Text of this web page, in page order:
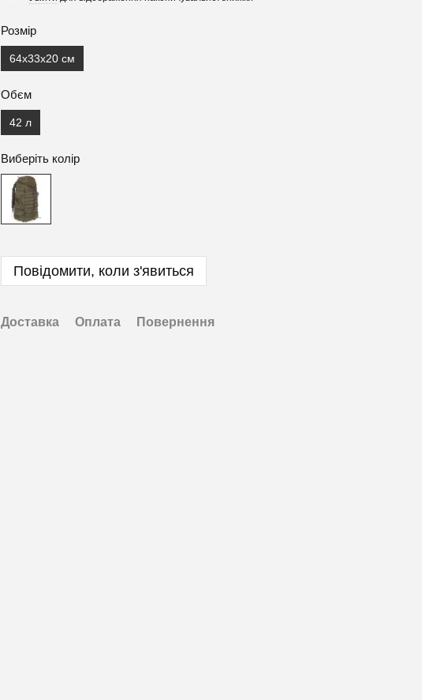
Розмір
64x33x20 см
Обєм
42 л
Виберіть колір
Повідомити, коли з'явиться
Доставка Оплата Повернення